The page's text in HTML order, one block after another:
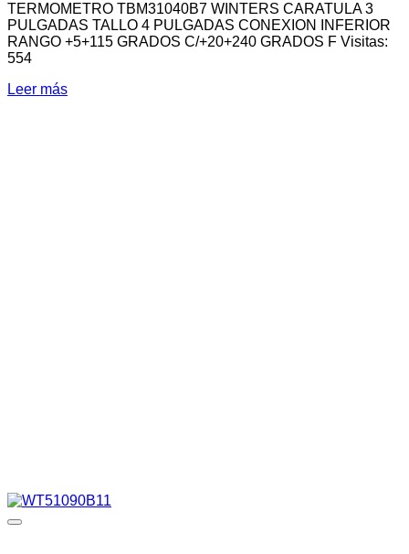
TERMOMETRO TBM31040B7 WINTERS CARATULA 3
PULGADAS TALLO 4 PULGADAS CONEXION INFERIOR
RANGO +5+115 GRADOS C/+20+240 GRADOS F Visitas:
554
Leer más